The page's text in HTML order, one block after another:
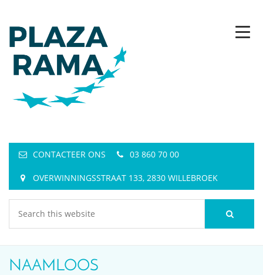
CONTACTEER ONS 03 860 70 00
OVERWINNINGSSTRAAT 133, 2830 WILLEBROEK
NAAMLOOS